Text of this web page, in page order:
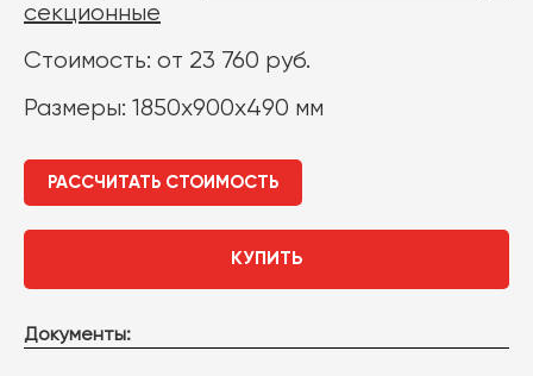
секционные
Стоимость: от 23 760 руб.
Размеры: 1850х900х490 мм
РАССЧИТАТЬ СТОИМОСТЬ
КУПИТЬ
Документы: